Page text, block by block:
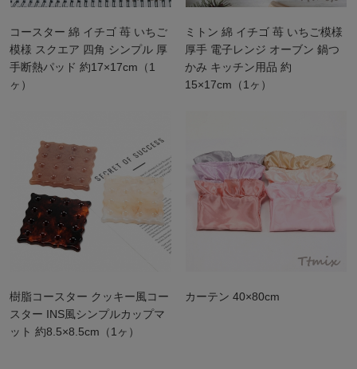
コースター 綿 イチゴ 苺 いちご
模様 スクエア 四角 シンプル 厚
手断熱パッド 約17×17cm（1
ヶ）
ミトン 綿 イチゴ 苺 いちご模様
厚手 電子レンジ オーブン 鍋つ
かみ キッチン用品 約
15×17cm（1ヶ）
樹脂コースター クッキー風コー
スター INS風シンプルカップマ
ット 約8.5×8.5cm（1ヶ）
カーテン 40×80cm